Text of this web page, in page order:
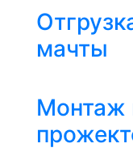
мачты
Монтаж